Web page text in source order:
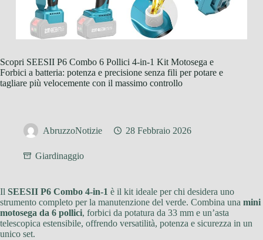
Scopri SEESII P6 Combo 6 Pollici 4-in-1 Kit Motosega e
Forbici a batteria: potenza e precisione senza fili per potare e
tagliare più velocemente con il massimo controllo
AbruzzoNotizie 28 Febbraio 2026
Giardinaggio
Il SEESII P6 Combo 4-in-1 è il kit ideale per chi desidera uno
strumento completo per la manutenzione del verde. Combina una mini
motosega da 6 pollici, forbici da potatura da 33 mm e un’asta
telescopica estensibile, offrendo versatilità, potenza e sicurezza in un
unico set.